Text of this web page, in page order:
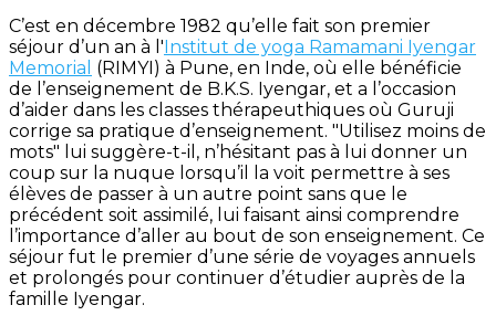
C’est en décembre 1982 qu’elle fait son premier
séjour d’un an à l'Institut de yoga Ramamani Iyengar
Memorial (RIMYI) à Pune, en Inde, où elle bénéficie
de l’enseignement de B.K.S. Iyengar, et a l’occasion
d’aider dans les classes thérapeuthiques où Guruji
corrige sa pratique d’enseignement. "Utilisez moins de
mots" lui suggère-t-il, n’hésitant pas à lui donner un
coup sur la nuque lorsqu’il la voit permettre à ses
élèves de passer à un autre point sans que le
précédent soit assimilé, lui faisant ainsi comprendre
l’importance d’aller au bout de son enseignement. Ce
séjour fut le premier d’une série de voyages annuels
et prolongés pour continuer d’étudier auprès de la
famille Iyengar.